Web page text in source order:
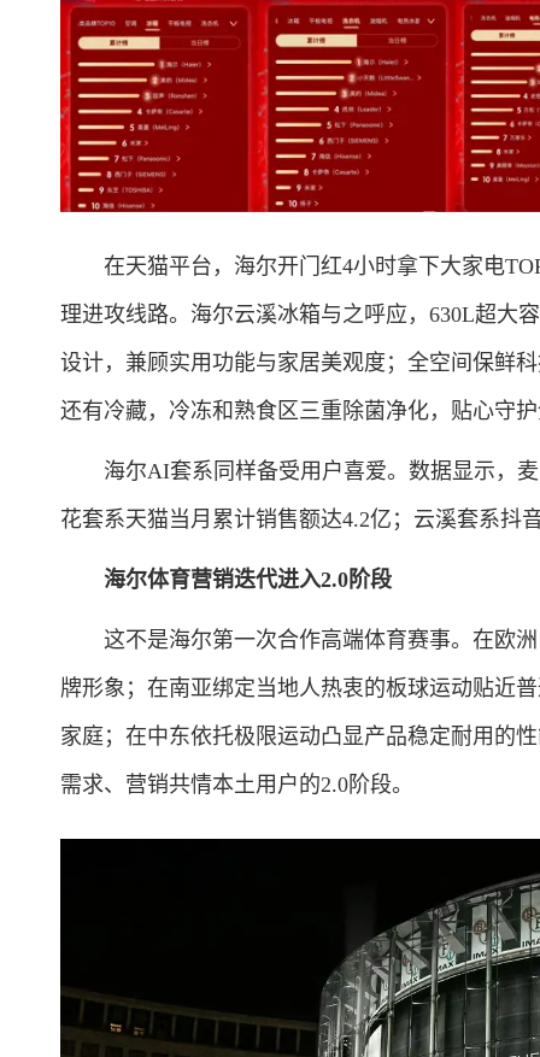
在天猫平台，海尔开门红4小时拿下大家电
理进攻线路。海尔云溪冰箱与之呼应，630L超大
设计，兼顾实用功能与家居美观度；全空间保鲜
还有冷藏，冷冻和熟食区三重除菌净化，贴心守
海尔AI套系同样备受用户喜爱。数据显示，麦
花套系天猫当月累计销售额达4.2亿；云溪套系抖
海尔体育营销迭代进入2.0阶段
这不是海尔第一次合作高端体育赛事。在欧洲
牌形象；在南亚绑定当地人热衷的板球运动贴近
家庭；在中东依托极限运动凸显产品稳定耐用的
需求、营销共情本土用户的2.0阶段。